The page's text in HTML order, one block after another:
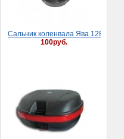
Кофр (задний ящик) ZH-
999 (40 л,макс.загруз. 7
кг,матовый с ручкой, на 2
шлема, Д.Ш.В.: 54*40*28
см)